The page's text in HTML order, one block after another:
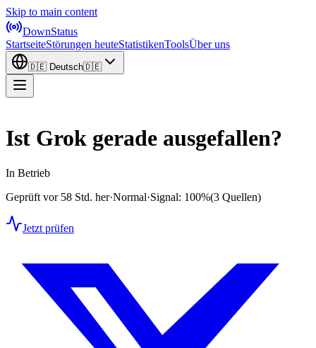
Skip to main content
DownStatus
StartseiteStörungen heuteStatistikenToolsÜber uns
🇩🇪 Deutsch🇩🇪
Ist Grok gerade ausgefallen?
In Betrieb
Geprüft vor 58 Std. her·Normal·Signal: 100%(3 Quellen)
Jetzt prüfen